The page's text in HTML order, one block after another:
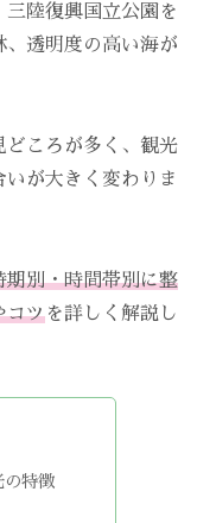
三陸復興国立公園を
透明度の高い海が
どころが多く、観光
が大きく変わりま
期別・時間帯別に整
コツを詳しく解説し
の特徴